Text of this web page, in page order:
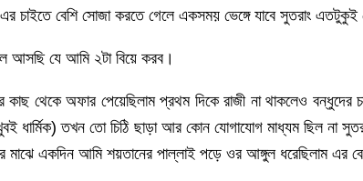
বেশি সোজা করতে গেলে একসময় ভেঙ্গে যাবে সুতরাং এতটুকুই
আসছি যে আমি ২টা বিয়ে করব।
অফার পেয়েছিলাম প্রথম দিকে রাজী না থাকলেও বন্ধুদের
ধার্মিক) তখন তো চিঠি ছাড়া আর কোন যোগাযোগ মাধ্যম ছিল না
একদিন আমি শয়তানের পাল্লাই পড়ে ওর আঙ্গুল ধরেছিলাম এর